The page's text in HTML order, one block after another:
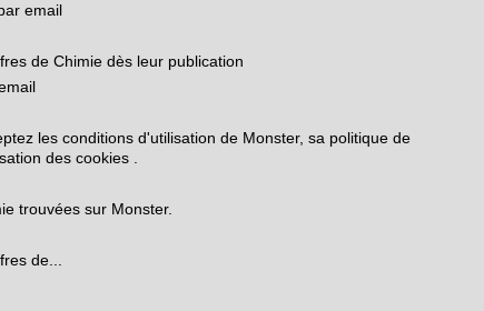
email
de Chimie dès leur publication
les conditions d'utilisation de Monster, sa politique de
des cookies .
trouvées sur Monster.
de...